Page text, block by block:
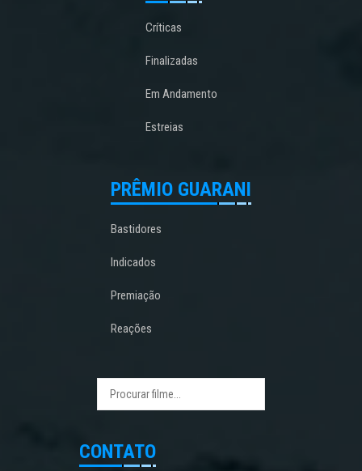
Críticas
Finalizadas
Em Andamento
Estreias
PRÊMIO GUARANI
Bastidores
Indicados
Premiação
Reações
CONTATO